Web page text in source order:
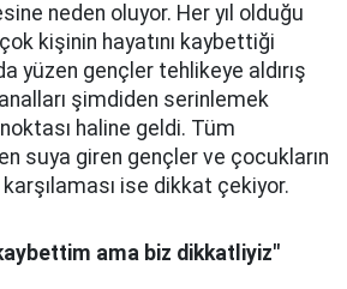
neden oluyor. Her yıl olduğu
kişinin hayatını kaybettiği
yüzen gençler tehlikeye aldırış
şimdiden serinlemek
haline geldi. Tüm
suya giren gençler ve çocukların
ise dikkat çekiyor.
ama biz dikkatliyiz"